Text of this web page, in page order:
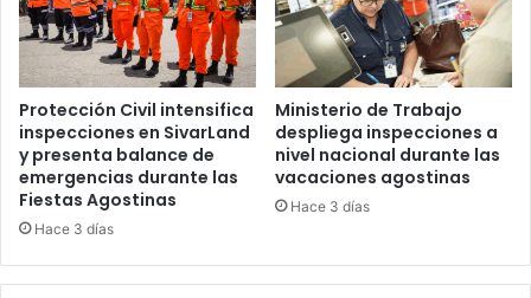
Protección Civil intensifica
inspecciones en SivarLand
y presenta balance de
emergencias durante las
Fiestas Agostinas
Hace 3 días
Ministerio de Trabajo
despliega inspecciones a
nivel nacional durante las
vacaciones agostinas
Hace 3 días